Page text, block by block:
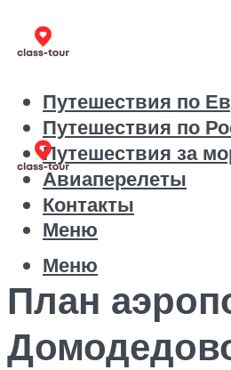
Путешествия по
Путешествия по
Путешествия за
Авиаперелеты
Контакты
Меню
Меню
План